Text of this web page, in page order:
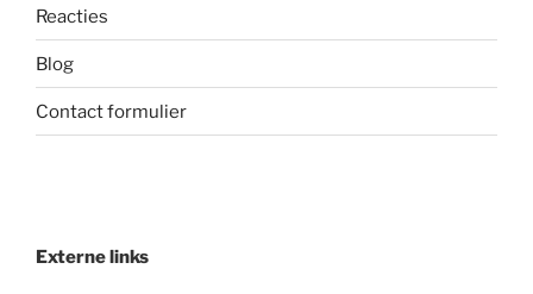
Reacties
Blog
Contact formulier
Externe links